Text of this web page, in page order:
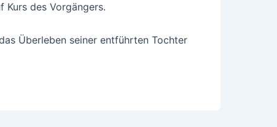
Kurs des Vorgängers.
Überleben seiner entführten Tochter